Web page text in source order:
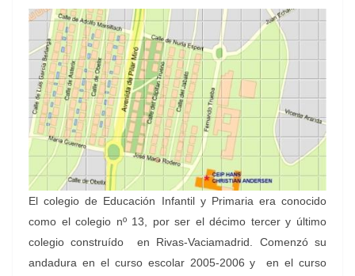
El colegio de Educación Infantil y Primaria era conocido
como el colegio nº 13, por ser el décimo tercer y último
colegio construído en Rivas-Vaciamadrid. Comenzó su
andadura en el curso escolar 2005-2006 y en el curso